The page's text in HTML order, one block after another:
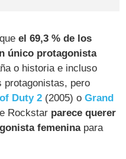
el 69,3 % de los
único protagonista
o historia e incluso
protagonistas, pero
Duty 2 (2005) oGrand
Rockstar parece querer
femeninapara